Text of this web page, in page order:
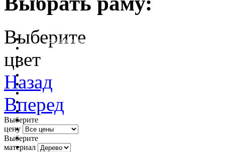
очистить фильтр цвета
Выберите
цвет
Назад
Вперед
Выберите
цену
Выберите
материал